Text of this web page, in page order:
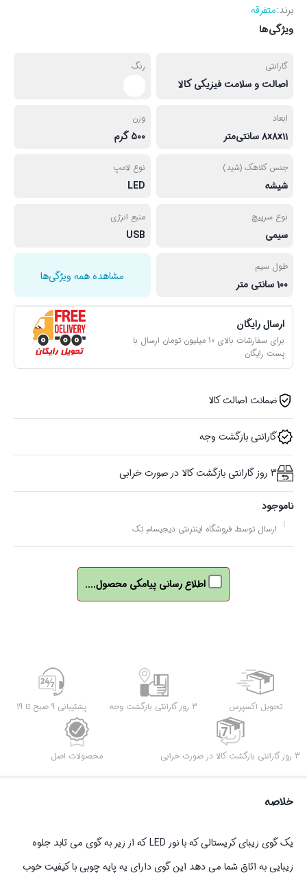
برند:متفرقه
ویژگی‌ها
گارانتی
اصالت و سلامت فیزیکی کالا
رنگ
ابعاد
۸x۸x۱۱ سانتی‌متر
وزن
۵۰۰ گرم
جنس کلاهک (شید)
شیشه
نوع لامپ
LED
نوع سرپیچ
سیمی
منبع انرژی
USB
طول سیم
100 سانتی متر
مشاهده همه ویژگی‌ها
ارسال رایگان
برای سفارشات بالای 10 میلیون تومان ارسال با
پست رایگان
ضمانت اصالت کالا
گارانتی بازگشت وجه
3 روز گارانتی بازگشت کالا در صورت خرابی
ناموجود
ارسال توسط فروشگاه اینترنتی دیجیسام تِک
اطلاع رسانی پیامکی محصول....
تحویل اکسپرس 3 روز گارانتی بازگشت وجه پشتیبانی 9 صبح تا 19
3 روز گارانتی بازگشت کالا در صورت خرابی محصولات اصل
خلاصه
یک گوی زیبای کریستالی که با نور LED که از زیر به گوی می تابد جلوه
زیبایی به اتاق شما می دهد این گوی دارای یه پایه چوبی با کیفیت خوب